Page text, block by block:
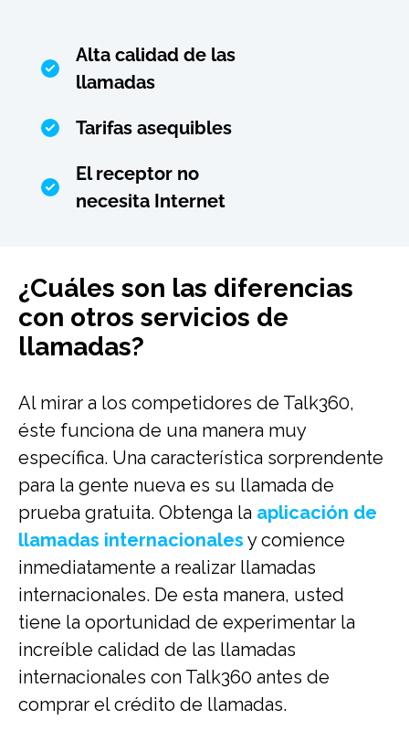
Alta calidad de las
llamadas
Tarifas asequibles
El receptor no
necesita Internet
¿Cuáles son las diferencias
con otros servicios de
llamadas?
Al mirar a los competidores de Talk360,
éste funciona de una manera muy
específica. Una característica sorprendente
para la gente nueva es su llamada de
prueba gratuita. Obtenga la aplicación de
llamadas internacionales y comience
inmediatamente a realizar llamadas
internacionales. De esta manera, usted
tiene la oportunidad de experimentar la
increíble calidad de las llamadas
internacionales con Talk360 antes de
comprar el crédito de llamadas.